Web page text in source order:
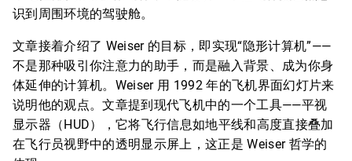
识到周围环境的驾驶舱。
文章接着介绍了 Weiser 的目标，即实现“隐形计算机”——
不是那种吸引你注意力的助手，而是融入背景、成为你身
体延伸的计算机。Weiser 用 1992 年的飞机界面幻灯片来
说明他的观点。文章提到现代飞机中的一个工具——平视
显示器（HUD），它将飞行信息如地平线和高度直接叠加
在飞行员视野中的透明显示屏上，这正是 Weiser 哲学的